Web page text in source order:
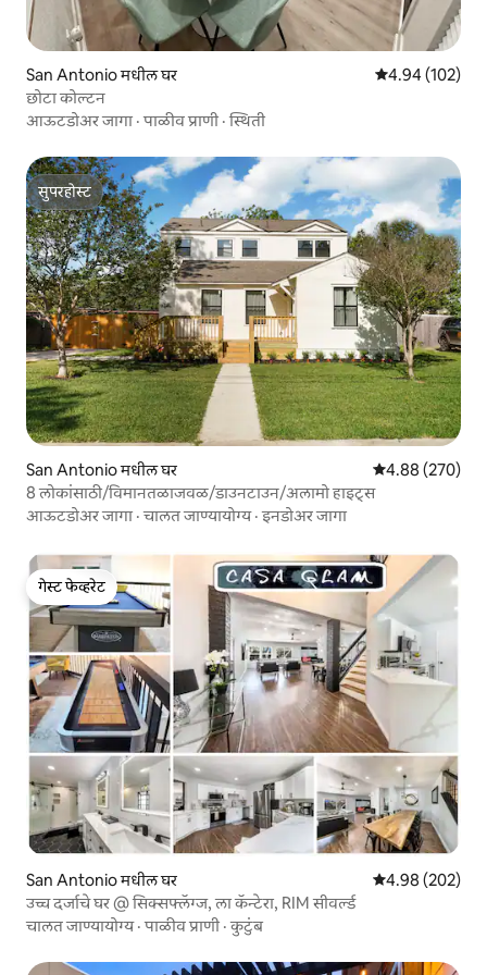
San Antonio मधील घर 5 पैकी 4.94
4.94 (102)
छोटा कोल्टन
आऊटडोअर जागा ·पाळीव प्राणी ·स्थिती
सुपरहोस्ट
सुपरहोस्ट
San Antonio मधील घर 5 पैकी 4.88
4.88 (270)
8 लोकांसाठी/विमानतळाजवळ/डाउनटाउन/अलामो हाइट्स
आऊटडोअर जागा ·चालत जाण्यायोग्य·इनडोअर जागा
गेस्ट फेव्हरेट
गेस्ट फेव्हरेट
San Antonio मधील घर 5 पैकी 4.98
4.98 (202)
उच्च दर्जाचे घर @ सिक्सफ्लॅग्ज, ला कॅन्टेरा, RIM सीवर्ल्ड
चालत जाण्यायोग्य·पाळीव प्राणी ·कुटुंब